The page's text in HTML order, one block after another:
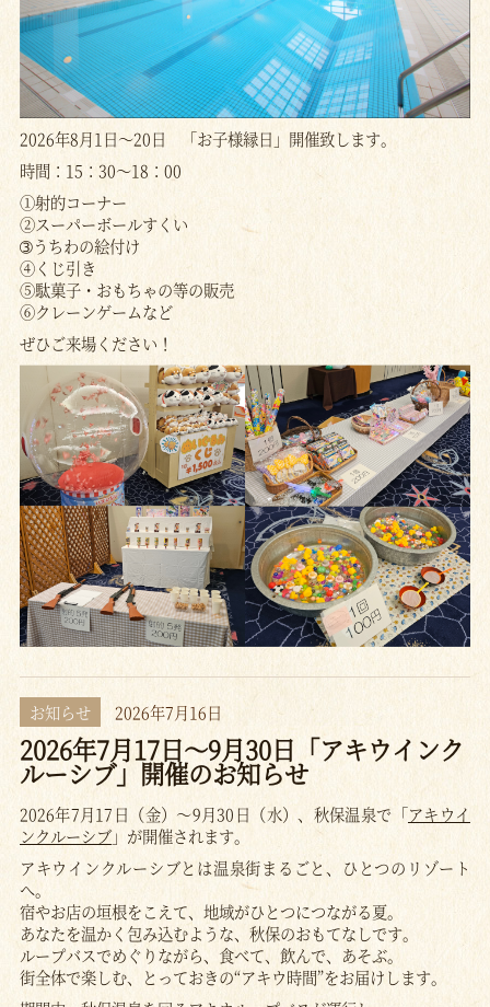
2026年8月1日～20日 「お子様縁日」開催致します。
時間：15：30～18：00
①射的コーナー
②スーパーボールすくい
➂うちわの絵付け
④くじ引き
⑤駄菓子・おもちゃの等の販売
⑥クレーンゲームなど
ぜひご来場ください！
お知らせ 2026年7月16日
2026年7月17日～9月30日「アキウインク
ルーシブ」開催のお知らせ
2026年7月17日（金）～9月30日（水）、秋保温泉で「アキウイ
ンクルーシブ」が開催されます。
アキウインクルーシブとは温泉街まるごと、ひとつのリゾート
へ。
宿やお店の垣根をこえて、地域がひとつにつながる夏。
あなたを温かく包み込むような、秋保のおもてなしです。
ループバスでめぐりながら、食べて、飲んで、あそぶ。
街全体で楽しむ、とっておきの“アキウ時間”をお届けします。